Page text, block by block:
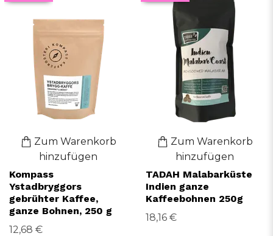
Zum Warenkorb
hinzufügen
Kompass
Ystadbryggors
gebrühter Kaffee,
ganze Bohnen, 250 g
12,68 €
Zum Warenkorb
hinzufügen
TADAH Malabarküste
Indien ganze
Kaffeebohnen 250g
18,16 €